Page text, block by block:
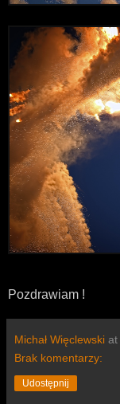
Pozdrawiam !
Michał Więclewski at
Brak komentarzy:
Udostępnij